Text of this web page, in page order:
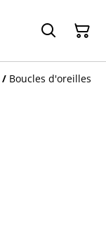
/ Boucles d'oreilles